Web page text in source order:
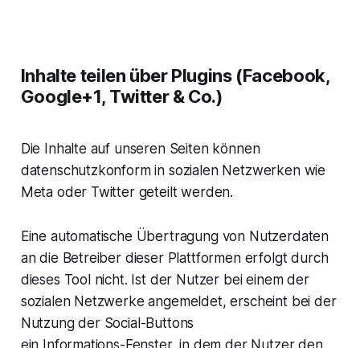
Inhalte teilen über Plugins (Facebook,
Google+1, Twitter & Co.)
Die Inhalte auf unseren Seiten können
datenschutzkonform in sozialen Netzwerken wie
Meta oder Twitter geteilt werden.
Eine automatische Übertragung von Nutzerdaten
an die Betreiber dieser Plattformen erfolgt durch
dieses Tool nicht. Ist der Nutzer bei einem der
sozialen Netzwerke angemeldet, erscheint bei der
Nutzung der Social-Buttons
ein Informations-Fenster, in dem der Nutzer den